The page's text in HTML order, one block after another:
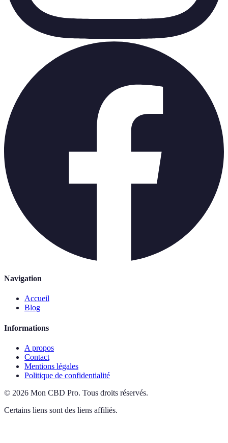
Navigation
Accueil
Blog
Informations
A propos
Contact
Mentions légales
Politique de confidentialité
© 2026 Mon CBD Pro. Tous droits réservés.
Certains liens sont des liens affiliés.